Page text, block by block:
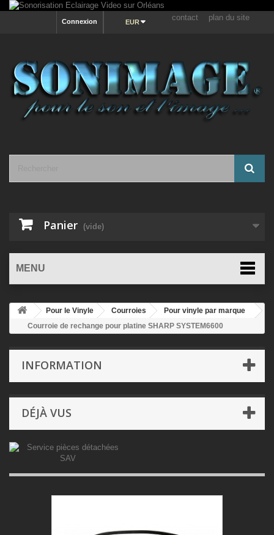
contact plan du site
EUR
Connexion
Panier (vide)
MENU
Pour le Vinyle Courroies
Pour vinyle par marque
Courroie de rechange pour platine SHARP SYSTEM6600
INFORMATION
DÉJÀ VUS